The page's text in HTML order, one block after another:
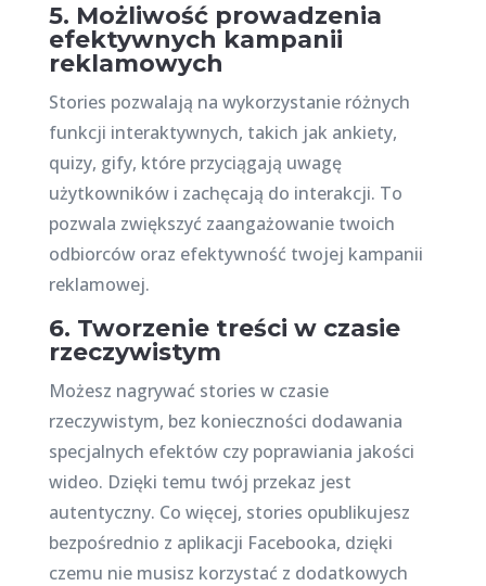
5. Możliwość prowadzenia
efektywnych kampanii
reklamowych
Stories pozwalają na wykorzystanie różnych
funkcji interaktywnych, takich jak ankiety,
quizy, gify, które przyciągają uwagę
użytkowników i zachęcają do interakcji. To
pozwala zwiększyć zaangażowanie twoich
odbiorców oraz efektywność twojej kampanii
reklamowej.
6. Tworzenie treści w czasie
rzeczywistym
Możesz nagrywać stories w czasie
rzeczywistym, bez konieczności dodawania
specjalnych efektów czy poprawiania jakości
wideo. Dzięki temu twój przekaz jest
autentyczny. Co więcej, stories opublikujesz
bezpośrednio z aplikacji Facebooka, dzięki
czemu nie musisz korzystać z dodatkowych